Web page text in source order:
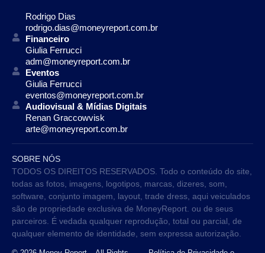
Rodrigo Dias
rodrigo.dias@moneyreport.com.br
Financeiro
Giulia Ferrucci
adm@moneyreport.com.br
Eventos
Giulia Ferrucci
eventos@moneyreport.com.br
Audiovisual & Mídias Digitais
Renan Graccowvisk
arte@moneyreport.com.br
SOBRE NÓS
TODOS OS DIREITOS RESERVADOS. Todo o conteúdo do site,
todas as fotos, imagens, logotipos, marcas, dizeres, som,
software, conjunto imagem, layout, trade dress, aqui veiculados
são de propriedade exclusiva de MoneyReport. ou de seus
parceiros. É vedada qualquer reprodução, total ou parcial, de
qualquer elemento de identidade, sem expressa autorização.